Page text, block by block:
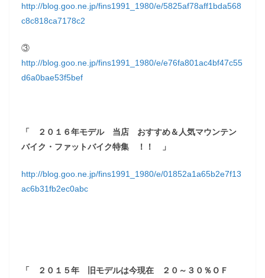
http://blog.goo.ne.jp/fins1991_1980/e/5825af78aff1bda568
c8c818ca7178c2
③
http://blog.goo.ne.jp/fins1991_1980/e/e76fa801ac4bf47c55
d6a0bae53f5bef
「 ２０１６年モデル 当店 おすすめ＆人気マウンテン
バイク・ファットバイク特集 ！！ 」
http://blog.goo.ne.jp/fins1991_1980/e/01852a1a65b2e7f13
ac6b31fb2ec0abc
「 ２０１５年 旧モデルは今現在 ２０～３０％ＯＦ